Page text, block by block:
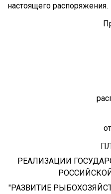
настоящего распоряжения.
РЕАЛИЗАЦИИ
"РАЗВИТИЕ